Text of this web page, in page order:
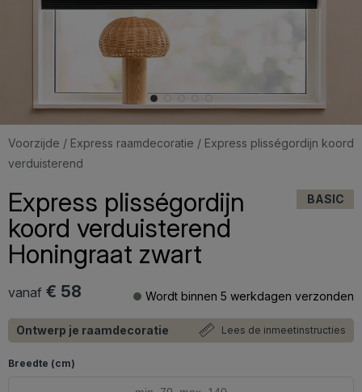
Voorzijde / Express raamdecoratie / Express plisségordijn koord
verduisterend
Express plisségordijn
koord verduisterend
Honingraat zwart
BASIC
vanaf € 58 Wordt binnen 5 werkdagen verzonden
Ontwerp je raamdecoratie Lees de inmeetinstructies
Breedte (cm)